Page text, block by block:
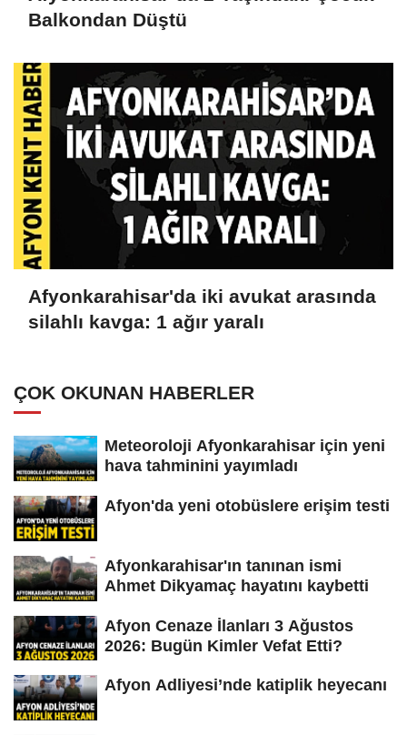
Balkondan Düştü
Afyonkarahisar'da iki avukat arasında
silahlı kavga: 1 ağır yaralı
ÇOK OKUNAN HABERLER
Meteoroloji Afyonkarahisar için yeni
hava tahminini yayımladı
Afyon'da yeni otobüslere erişim testi
Afyonkarahisar'ın tanınan ismi
Ahmet Dikyamaç hayatını kaybetti
Afyon Cenaze İlanları 3 Ağustos
2026: Bugün Kimler Vefat Etti?
Afyon Adliyesi’nde katiplik heyecanı